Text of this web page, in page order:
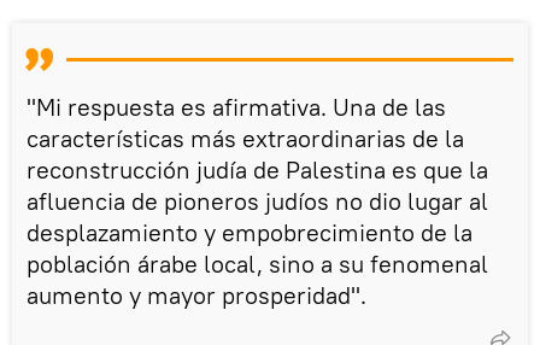
"Mi respuesta es afirmativa. Una de las
características más extraordinarias de la
reconstrucción judía de Palestina es que la
afluencia de pioneros judíos no dio lugar al
desplazamiento y empobrecimiento de la
población árabe local, sino a su fenomenal
aumento y mayor prosperidad".